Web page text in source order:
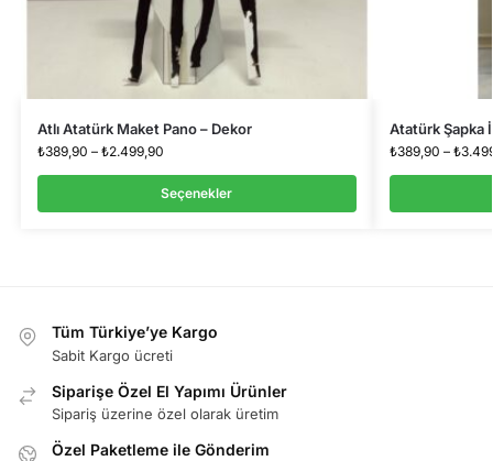
Atlı Atatürk Maket Pano – Dekor
₺389,90 – ₺2.499,90
Seçenekler
Atatürk Şapka
₺389,90 – ₺
Tüm Türkiye’ye Kargo
Sabit Kargo ücreti
Siparişe Özel El Yapımı Ürünler
Sipariş üzerine özel olarak üretim
Özel Paketleme ile Gönderim